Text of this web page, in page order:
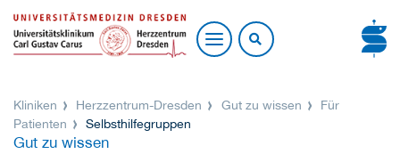
Kliniken Herzzentrum-Dresden Gut zu wissen
Für
Patienten
Selbsthilfegruppen
Gut zu wissen